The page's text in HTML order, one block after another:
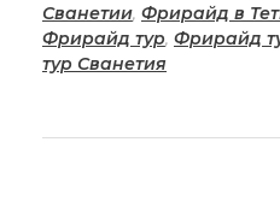
Сванетии, Фрирайд в
Фрирайд тур, Фрирайд
тур Сванетия